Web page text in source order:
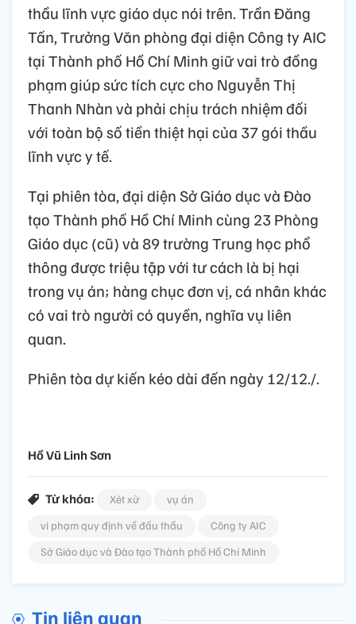
thầu lĩnh vực giáo dục nói trên. Trần Đăng
Tấn, Trưởng Văn phòng đại diện Công ty AIC
tại Thành phố Hồ Chí Minh giữ vai trò đồng
phạm giúp sức tích cực cho Nguyễn Thị
Thanh Nhàn và phải chịu trách nhiệm đối
với toàn bộ số tiền thiệt hại của 37 gói thầu
lĩnh vực y tế.
Tại phiên tòa, đại diện Sở Giáo dục và Đào
tạo Thành phố Hồ Chí Minh cùng 23 Phòng
Giáo dục (cũ) và 89 trường Trung học phổ
thông được triệu tập với tư cách là bị hại
trong vụ án; hàng chục đơn vị, cá nhân khác
có vai trò người có quyền, nghĩa vụ liên
quan.
Phiên tòa dự kiến kéo dài đến ngày 12/12./.
Hồ Vũ Linh Sơn
Từ khóa: Xét xử
vụ án
vi phạm quy định về đấu thầu
Công ty AIC
Sở Giáo dục và Đào tạo Thành phố Hồ Chí Minh
Tin liên quan